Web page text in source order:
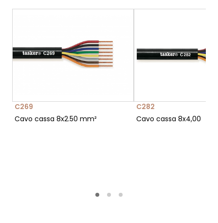
C269
Cavo cassa 8x2.50 mm²
C282
Cavo cassa 8x4,00